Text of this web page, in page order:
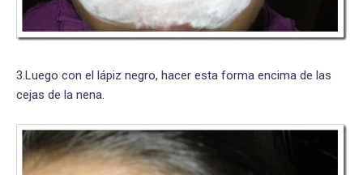
3.Luego con el lápiz negro, hacer esta forma encima de las
cejas de la nena.